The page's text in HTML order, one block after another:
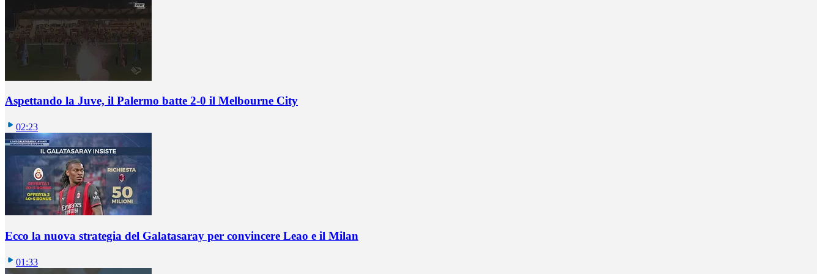
Aspettando la Juve, il Palermo batte 2-0 il Melbourne City
02:23
Ecco la nuova strategia del Galatasaray per convincere Leao e il Milan
01:33